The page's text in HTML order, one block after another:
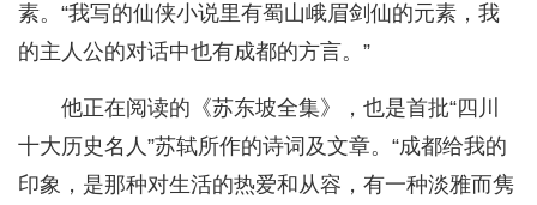
素。“我写的仙侠小说里有蜀山峨眉剑仙的元素，我
的主人公的对话中也有成都的方言。”
他正在阅读的《苏东坡全集》，也是首批“四川
十大历史名人”苏轼所作的诗词及文章。“成都给我的
印象，是那种对生活的热爱和从容，有一种淡雅而隽